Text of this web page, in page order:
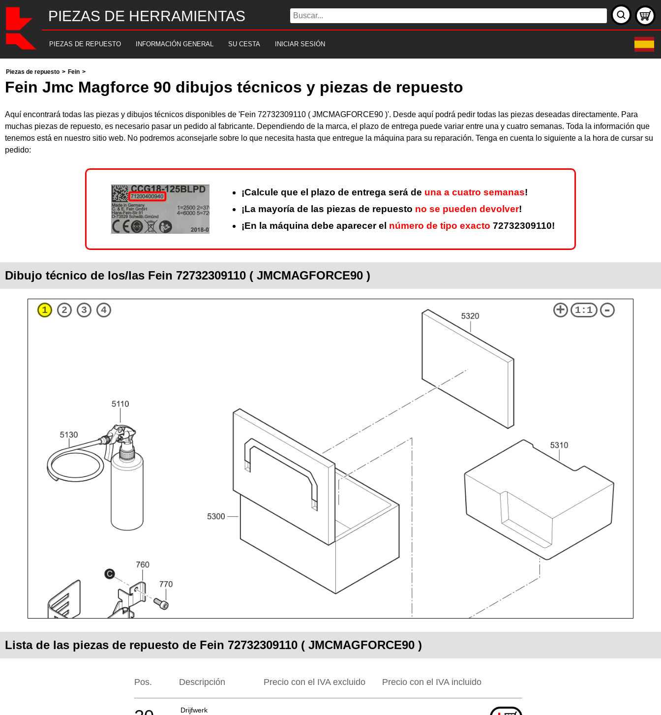
PIEZAS DE HERRAMIENTAS
PIEZAS DE REPUESTO INFORMACIÓN GENERAL SU CESTA INICIAR SESIÓN
Piezas de repuesto > Fein >
Fein Jmc Magforce 90 dibujos técnicos y piezas de repuesto
Aquí encontrará todas las piezas y dibujos técnicos disponibles de 'Fein 72732309110 ( JMCMAGFORCE90 )'. Desde aquí podrá pedir todas las piezas deseadas directamente. Para
muchas piezas de repuesto, es necesario pasar un pedido al fabricante. Dependiendo de la marca, el plazo de entrega puede variar entre una y cuatro semanas. Toda la información que
tenemos está en nuestro sitio web. No podremos aconsejarle sobre lo que necesita hasta que entregue la máquina para su reparación. Tenga en cuenta lo siguiente a la hora de cursar su
pedido:
¡Calcule que el plazo de entrega será de una a cuatro semanas!
¡La mayoría de las piezas de repuesto no se pueden devolver!
¡En la máquina debe aparecer el número de tipo exacto 72732309110!
Dibujo técnico de los/las Fein 72732309110 ( JMCMAGFORCE90 )
1 2 3 4 + 1:1 -
Lista de las piezas de repuesto de Fein 72732309110 ( JMCMAGFORCE90 )
Pos. Descripción Precio con el IVA excluido Precio con el IVA incluido
Drijfwerk